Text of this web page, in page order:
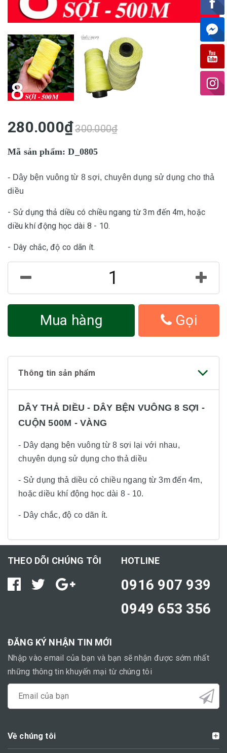
280.000₫300.000₫
Mã sản phẩm: D_0805
- Dây bện vuông từ 8 sợi, chuyên dụng sử dụng cho thả
diều
- Sử dụng thả diều có chiều ngang từ 3m đến 4m, hoặc
diều khí động học dài 8 - 10.
- Dây chắc, độ co dãn ít.
Mua hàng Gọi
Thông tin sản phẩm
DÂY THẢ DIỀU - DÂY BỆN VUÔNG 8 SỢI -
CUỘN 500M - VÀNG
- Dây dạng bện vuông từ 8 sợi lại với nhau,
chuyên dụng sử dụng cho thả diều
- Sử dụng thả diều có chiều ngang từ 3m đến 4m,
hoặc diều khí động học dài 8 - 10.
- Dây chắc, độ co dãn ít.
THEO DÕI CHÚNG TÔI HOTLINE
0916 907 939
0949 653 356
ĐĂNG KÝ NHẬN TIN MỚI
Nhập vào email của bạn và bạn sẽ nhận được sớm nhất
những thông tin khuyến mại từ chúng tôi
Về chúng tôi